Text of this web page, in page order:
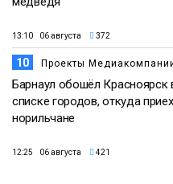
13:10 06 августа 372
10 Проекты
Барнаул обошёл Красноярск
списке городов, откуда
норильчане
12:25 06 августа 421